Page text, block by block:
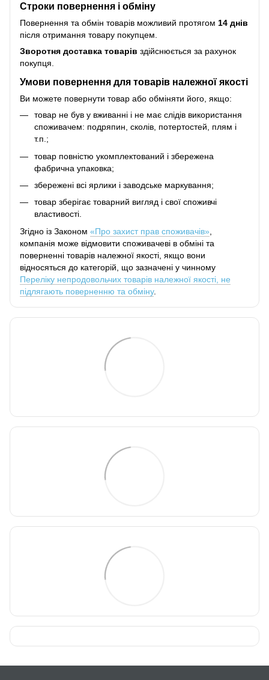
Строки повернення і обміну
Повернення та обмін товарів можливий протягом 14 днів
після отримання товару покупцем.
Зворотня доставка товарів здійснюється за рахунок
покупця.
Умови повернення для товарів належної якості
Ви можете повернути товар або обміняти його, якщо:
товар не був у вживанні і не має слідів використання
споживачем: подряпин, сколів, потертостей, плям і
т.п.;
товар повністю укомплектований і збережена
фабрична упаковка;
збережені всі ярлики і заводське маркування;
товар зберігає товарний вигляд і свої споживчі
властивості.
Згідно із Законом «Про захист прав споживачів»
компанія може відмовити споживачеві в обміні та
поверненні товарів належної якості, якщо вони
відносяться до категорій, що зазначені у чинному
Переліку непродовольчих товарів належної якості, не
підлягають поверненню та обміну.